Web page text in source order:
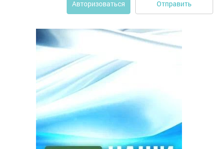
Авторизоваться Отправить